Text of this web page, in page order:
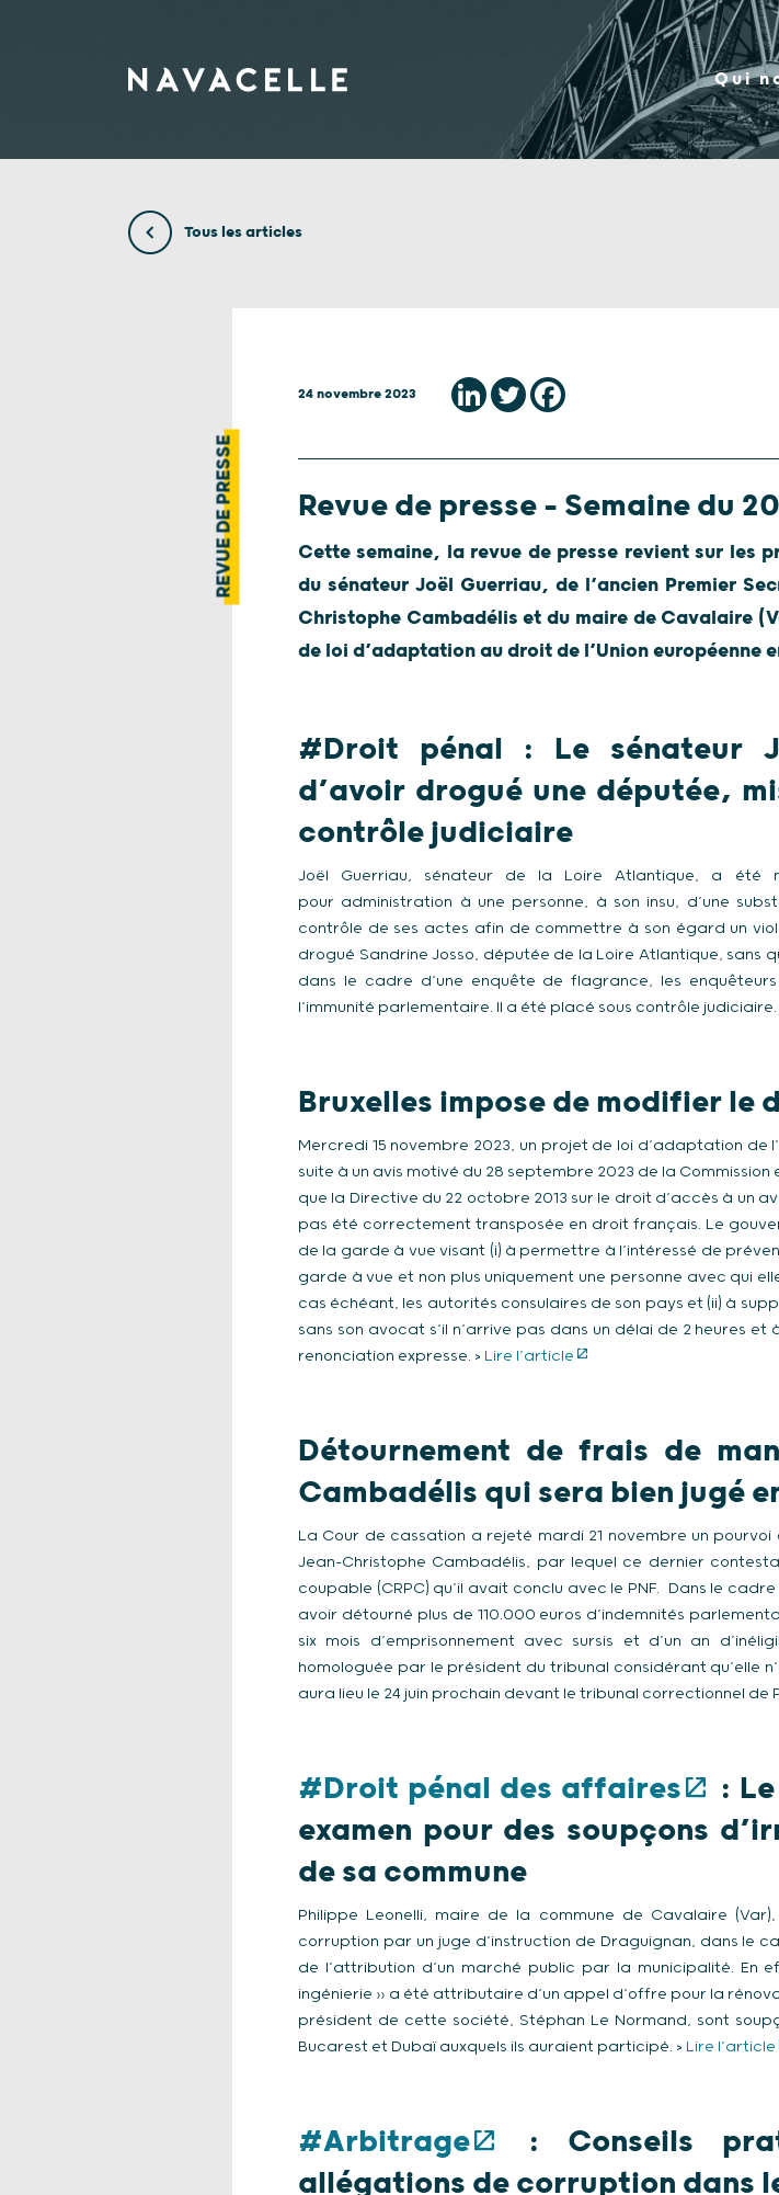
Qui
Tous les articles
REVUE DE PRESSE
24 novembre 2023
Revue de presse – Semaine du
Cette semaine, la revue de presse revient sur les
du sénateur Joël Guerriau, de l’ancien Premier
Christophe Cambadélis et du maire de Cavalaire
de loi d’adaptation au droit de l’Union européenne
#Droit pénal : Le sénateur
d’avoir drogué une députée,
contrôle judiciaire
Joël Guerriau, sénateur de la Loire Atlantique, a été
pour administration à une personne, à son insu, d’une
contrôle de ses actes afin de commettre à son égard un viol
drogué Sandrine Josso, députée de la Loire Atlantique, sans
dans le cadre d’une enquête de flagrance, les
l’immunité parlementaire. Il a été placé sous contrôle judiciaire.
Bruxelles impose de modifier le
Mercredi 15 novembre 2023, un projet de loi d’adaptation de
suite à un avis motivé du 28 septembre 2023 de la
que la Directive du 22 octobre 2013 sur le droit d’accès à un
pas été correctement transposée en droit français. Le
de la garde à vue visant (i) à permettre à l’intéressé de
garde à vue et non plus uniquement une personne avec qui
cas échéant, les autorités consulaires de son pays et (ii) à
sans son avocat s’il n’arrive pas dans un délai de 2 heures
renonciation expresse. > Lire l’article
Détournement de frais de
Cambadélis qui sera bien jugé
La Cour de cassation a rejeté mardi 21 novembre un
Jean-Christophe Cambadélis, par lequel ce dernier
coupable (CRPC) qu’il avait conclu avec le PNF. Dans le
avoir détourné plus de 110.000 euros d’indemnités
six mois d’emprisonnement avec sursis et d’un an
homologuée par le président du tribunal considérant qu’elle
aura lieu le 24 juin prochain devant le tribunal correctionnel de
#Droit pénal des affaires :
examen pour des soupçons
de sa commune
Philippe Leonelli, maire de la commune de Cavalaire
corruption par un juge d’instruction de Draguignan, dans le
de l’attribution d’un marché public par la municipalité. En
ingénierie » a été attributaire d’un appel d’offre pour la
président de cette société, Stéphan Le Normand, sont
Bucarest et Dubaï auxquels ils auraient participé. > Lire l’article
#Arbitrage
: Conseils
allégations de corruption dans